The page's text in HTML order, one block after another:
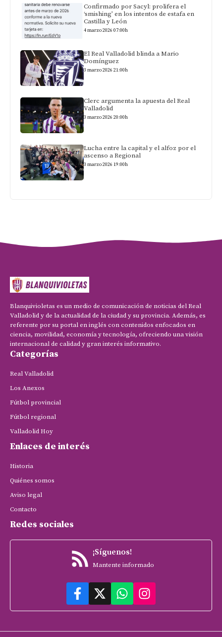
Confirmado por Sacyl: prolifera el
‘smishing’ en los intentos de estafa en
Castilla y León
4 marzo 2026 07:00h
El Real Valladolid blinda a Mario
Domínguez
3 marzo 2026 21:00h
Clerc argumenta la apuesta del Real
Valladolid
3 marzo 2026 20:00h
Lucha entre la capital y el alfoz por el
ascenso a Regional
3 marzo 2026 19:00h
Blanquivioletas es un medio de comunicación de noticias del Real
Valladolid y de la actualidad de la ciudad y su provincia. Además, es
referente por su portal en inglés con contenidos enfocados en
ciencia, movilidad, economía y tecnología, ofreciendo una visión
internacional de calidad y gran interés informativo.
Categorías
Real Valladolid
Los Anexos
Fútbol provincial
Fútbol regional
Valladolid Hoy
Enlaces de interés
Historia
Quiénes somos
Aviso legal
Contacto
Redes sociales
¡Síguenos!
Mantente informado